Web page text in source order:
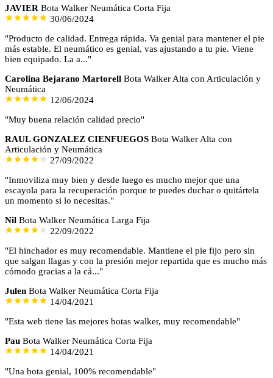
JAVIER Bota Walker Neumática Corta Fija
30/06/2024
"Producto de calidad. Entrega rápida. Va genial para mantener el pie
más estable. El neumático es genial, vas ajustando a tu pie. Viene
bien equipado. La a..."
Carolina Bejarano Martorell Bota Walker Alta con Articulación y
Neumática
12/06/2024
"Muy buena relación calidad precio"
RAUL GONZALEZ CIENFUEGOS Bota Walker Alta con
Articulación y Neumática
27/09/2022
"Inmoviliza muy bien y desde luego es mucho mejor que una
escayola para la recuperación porque te puedes duchar o quitártela
un momento si lo necesitas."
Nil Bota Walker Neumática Larga Fija
22/09/2022
"El hinchador es muy recomendable. Mantiene el pie fijo pero sin
que salgan llagas y con la presión mejor repartida que es mucho más
cómodo gracias a la cá..."
Julen Bota Walker Neumática Corta Fija
14/04/2021
"Esta web tiene las mejores botas walker, muy recomendable"
Pau Bota Walker Neumática Corta Fija
14/04/2021
"Una bota genial, 100% recomendable"